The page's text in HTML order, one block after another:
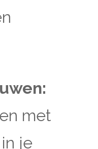
met
je